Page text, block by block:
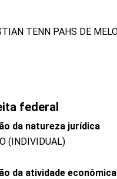
TENN PAHS DE
federal
da natureza jurídica
(INDIVIDUAL)
da atividade